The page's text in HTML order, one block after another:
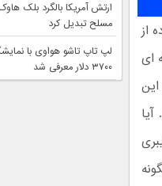
از
ای
ارتش آمریکا بالگرد بلک
مسلح تبدیل کرد
۳۷۰۰ دلار معرفی شد